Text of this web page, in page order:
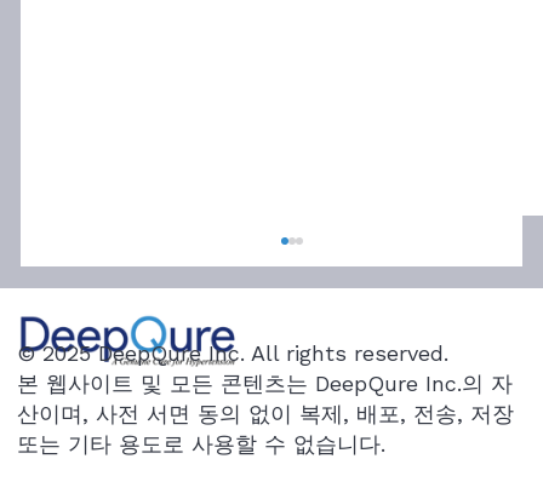
길 찾았다
"혈압 수치를 보고서도 잘못 본 줄 알고 한참을
봤습니다." 얼마 전 서울대병원 의료진에게 도착
한 한 통의 문자메시지다. 집에서 혈압을 측정한
50대 고혈압 환자는 믿기지 않는 숫자 앞에서
한동안 혈압계를 내려놓지 못했다. 혈압계 화면
© 2025 DeepQure Inc. All rights reserved.
본 웹사이트 및 모든 콘텐츠는 DeepQure Inc.의 자
산이며, 사전 서면 동의 없이 복제, 배포, 전송, 저장
또는 기타 용도로 사용할 수 없습니다.